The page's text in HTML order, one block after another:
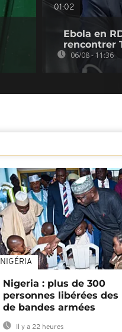
01:02
Ebola en
rencontrer
06/08 - 11:36
NIGÉRIA
Nigeria : plus de 300
personnes libérées des
de bandes armées
Il y a 22 heures